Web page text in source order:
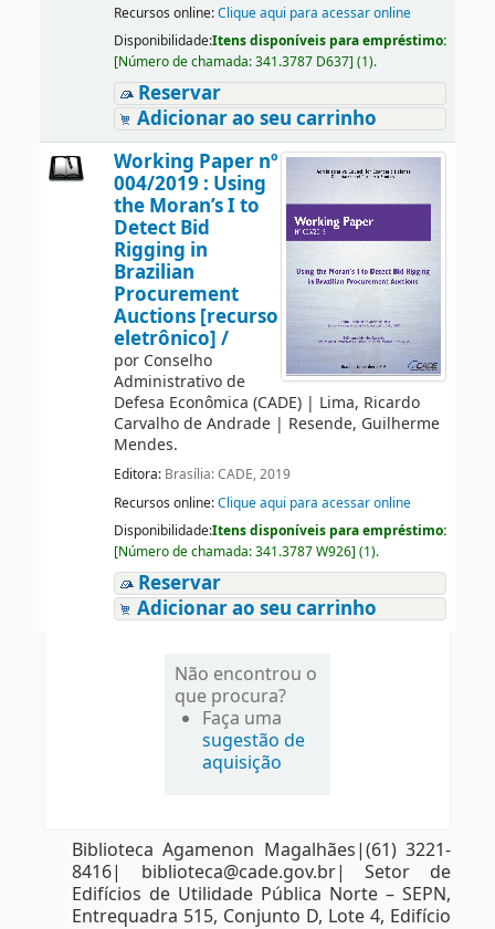
Recursos online:Clique aqui para acessar online
Disponibilidade:Itens disponíveis para empréstimo:
[Número de chamada:341.3787 D637] (1).
Reservar
Adicionar ao seu carrinho
Working Paper nº
004/2019 : Using
the Moran’s I to
Detect Bid
Rigging in
Brazilian
Procurement
Auctions [recurso
eletrônico] /
por Conselho
Administrativo de
Defesa Econômica (CADE)| Lima, Ricardo
Carvalho de Andrade| Resende, Guilherme
Mendes.
Editora: Brasília: CADE, 2019
Recursos online:Clique aqui para acessar online
Disponibilidade:Itens disponíveis para empréstimo:
[Número de chamada:341.3787 W926] (1).
Reservar
Adicionar ao seu carrinho
Não encontrou o
que procura?
Faça uma
sugestão de
aquisição
Biblioteca Agamenon Magalhães|(61) 3221-
8416| biblioteca@cade.gov.br| Setor de
Edifícios de Utilidade Pública Norte – SEPN,
Entrequadra 515, Conjunto D, Lote 4, Edifício